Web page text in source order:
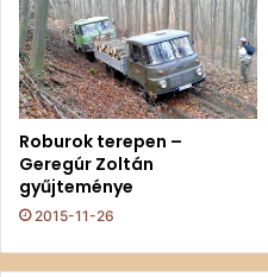
Roburok terepen –
Geregúr Zoltán
gyűjteménye
2015-11-26